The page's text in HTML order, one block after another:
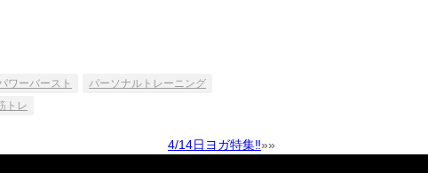
ワーバースト
パーソナルトレーニング
トレ
4/14日ヨガ特集‼️»»